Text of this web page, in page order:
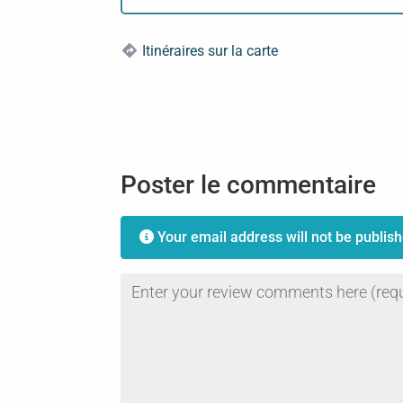
Itinéraires sur la carte
Poster le commentaire
Your email address will not be
Review text